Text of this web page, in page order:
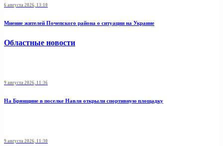
6 августа 2026, 13:10
Мнение жителей Почепского района о ситуации на Украине
Областные новости
9 августа 2026, 11:36
На Брянщине в поселке Навля открыли спортивную площадку
9 августа 2026, 11:30